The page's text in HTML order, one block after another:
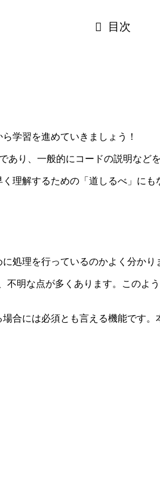
目次
学習を進めていきましょう！
であり、一般的にコードの説明など
理解するための「道しるべ」にも
処理を行っているのかよく分かり
明な点が多くあります。このよ
合には必須とも言える機能です